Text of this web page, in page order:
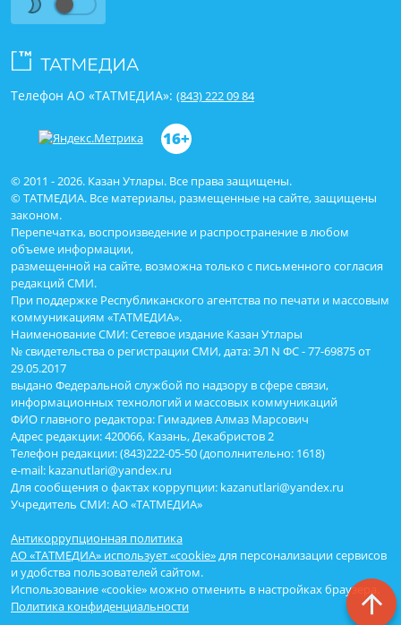
© 2011 - 2026. Казан Утлары. Все права защищены.
© ТАТМЕДИА. Все материалы, размещенные на сайте, защищены
законом.
Перепечатка, воспроизведение и распространение в любом
объеме информации,
размещенной на сайте, возможна только с письменного согласия
редакций СМИ.
При поддержке Республиканского агентства по печати и массовым
коммуникациям «ТАТМЕДИА».
Наименование СМИ: Сетевое издание Казан Утлары
№ свидетельства о регистрации СМИ, дата: ЭЛ N ФС - 77-69875 от
29.05.2017
выдано Федеральной службой по надзору в сфере связи,
информационных технологий и массовых коммуникаций
ФИО главного редактора: Гимадиев Алмаз Марсович
Адрес редакции: 420066, Казань, Декабристов 2
Телефон редакции: (843)222-05-50 (дополнительно: 1618)
e-mail: kazanutlari@yandex.ru
Для сообщения о фактах коррупции: kazanutlari@yandex.ru
Учредитель СМИ: АО «ТАТМЕДИА»
Антикоррупционная политика
АО «ТАТМЕДИА» использует «cookie» для персонализации сервисов
и удобства пользователей сайтом.
Использование «cookie» можно отменить в настройках браузера.
Политика конфиденциальности
Телефон АО «ТАТМЕДИА»: (843) 222 09 84
16+